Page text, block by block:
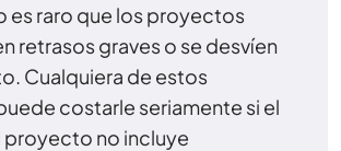
es raro que los proyectos
retrasos graves o se desvíen
Cualquiera de estos
costarle seriamente si el
no incluye